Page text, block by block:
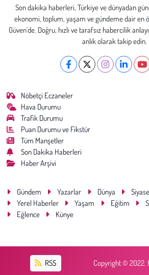
Son dakika haberleri, Türkiye ve dünyadan
ekonomi, toplum, yaşam ve gündeme dair en
Güven’de. Doğru, hızlı ve tarafsız habercilik
anlık olarak takip edin.
Nöbetçi Eczaneler
Hava Durumu
Trafik Durumu
Puan Durumu ve Fikstür
Tüm Manşetler
Son Dakika Haberleri
Haber Arşivi
Gündem Yazarlar Dünya
Yerel Haberler
Yaşam Eğitim
Eğlence
Künye
RSS Copyright © 2022.